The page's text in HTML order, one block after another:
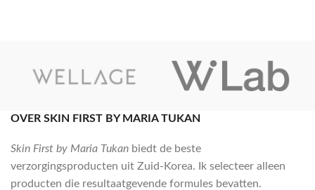
OVER SKIN FIRST BY MARIA TUKAN
Skin First by Maria Tukan biedt de beste
verzorgingsproducten uit Zuid-Korea. Ik selecteer alleen
producten die resultaatgevende formules bevatten.